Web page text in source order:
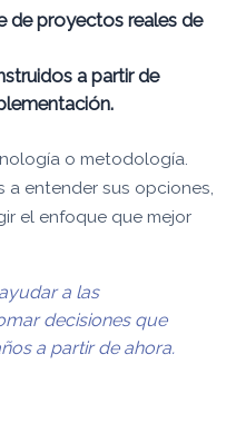
de proyectos reales de
a partir de
o metodología.
a entender sus opciones,
el enfoque que mejor
a las
decisiones que
a partir de ahora.